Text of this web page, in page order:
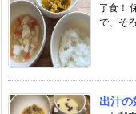
了食！
で、そ
出汁